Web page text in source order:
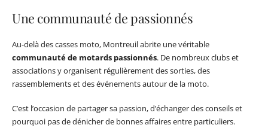
Une communauté de passionnés
Au-delà des casses moto, Montreuil abrite une véritable
communauté de motards passionnés. De nombreux clubs et
associations y organisent régulièrement des sorties, des
rassemblements et des événements autour de la moto.
C’est l’occasion de partager sa passion, d’échanger des conseils et
pourquoi pas de dénicher de bonnes affaires entre particuliers.